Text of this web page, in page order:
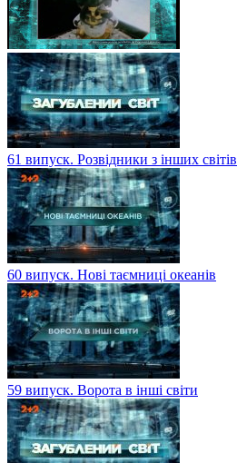
61 випуск. Розвідники з інших світів
60 випуск. Нові таємниці океанів
59 випуск. Ворота в інші світи